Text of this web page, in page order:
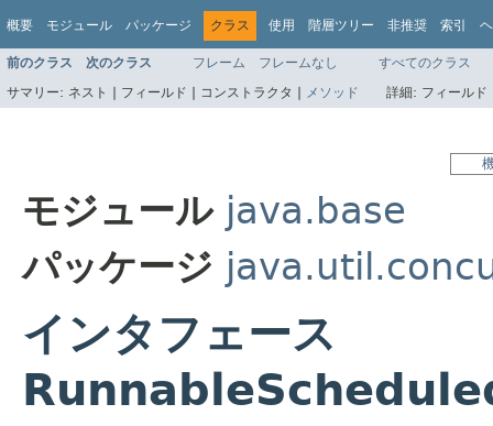
概要 モジュール パッケージ クラス 使用 階層ツリー 非推奨 索引
前のクラス 次のクラス フレーム フレームなし
すべてのクラス
サマリー: ネスト | フィールド | コンストラクタ | メソッド 詳細: フィール
モジュール java.base
パッケージ
インタフェース